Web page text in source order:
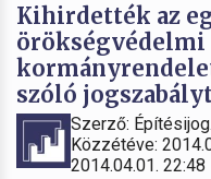
Kihirdették az
örökségvédelmi
szóló
Szerző:
Közzétéve:
2014.04.01. 22:48